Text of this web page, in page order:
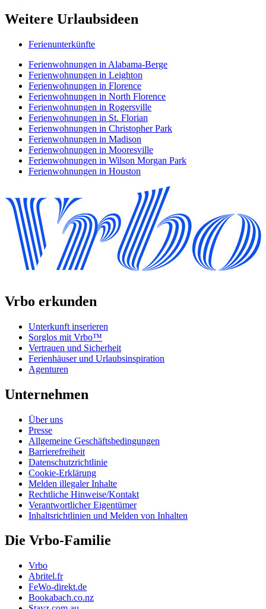
Weitere Urlaubsideen
Ferienunterkünfte
Ferienwohnungen in Alabama-Berge
Ferienwohnungen in Leighton
Ferienwohnungen in Florence
Ferienwohnungen in North Florence
Ferienwohnungen in Rogersville
Ferienwohnungen in St. Florian
Ferienwohnungen in Christopher Park
Ferienwohnungen in Madison
Ferienwohnungen in Mooresville
Ferienwohnungen in Wilson Morgan Park
Ferienwohnungen in Houston
Vrbo erkunden
Unterkunft inserieren
Sorglos mit Vrbo™
Vertrauen und Sicherheit
Ferienhäuser und Urlaubsinspiration
Agenturen
Unternehmen
Über uns
Presse
Allgemeine Geschäftsbedingungen
Barrierefreiheit
Datenschutzrichtlinie
Cookie-Erklärung
Melden illegaler Inhalte
Rechtliche Hinweise/Kontakt
Verantwortlicher Eigentümer
Inhaltsrichtlinien und Melden von Inhalten
Die Vrbo-Familie
Vrbo
Abritel.fr
FeWo-direkt.de
Bookabach.co.nz